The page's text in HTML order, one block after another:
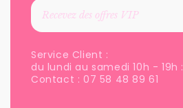
Service Client :
du lundi au samedi 10h - 19h :
Contact : 07 58 48 89 61